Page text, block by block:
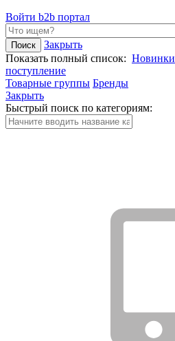
Войти b2b портал
Закрыть
Показать полный список: Новинки
поступление
Товарные группы Бренды
Закрыть
Быстрый поиск по категориям: